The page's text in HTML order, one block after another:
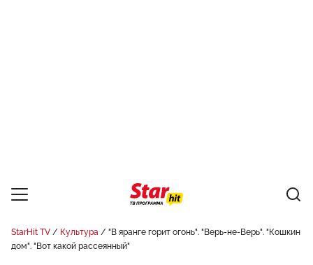
StarHit TV Культура
"В яранге горит огонь". "Верь-не-Верь". "Кошкин
дом". "Вот какой рассеянный"